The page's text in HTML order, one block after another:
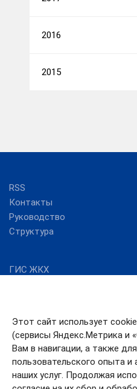
Этот сайт использует
(сервисы Яндекс.Метрика и
Вам в навигации, а также
пользовательского опыта и
наших услуг. Продолжая
2016
2015
RSS
Контакты
Руководство
Структура
ГИС ЖКХ
ЖКХ Ивановской
области
Карта сайта
Минкомсвязь РФ